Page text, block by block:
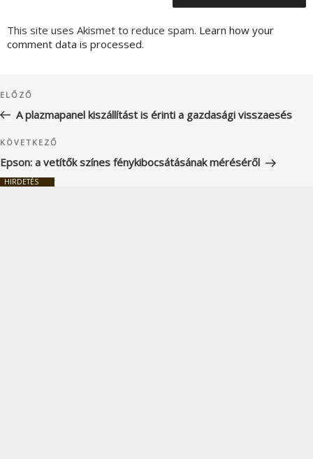
This site uses Akismet to reduce spam. Learn how your
comment data is processed.
navigáció
Korábbi
bejegyzés
ELŐZŐ
A plazmapanel kiszállítást is érinti a gazdasági visszaesés
Következő
bejegyzés
KÖVETKEZŐ
Epson: a vetítők színes fénykibocsátásának méréséről
HIRDETÉS